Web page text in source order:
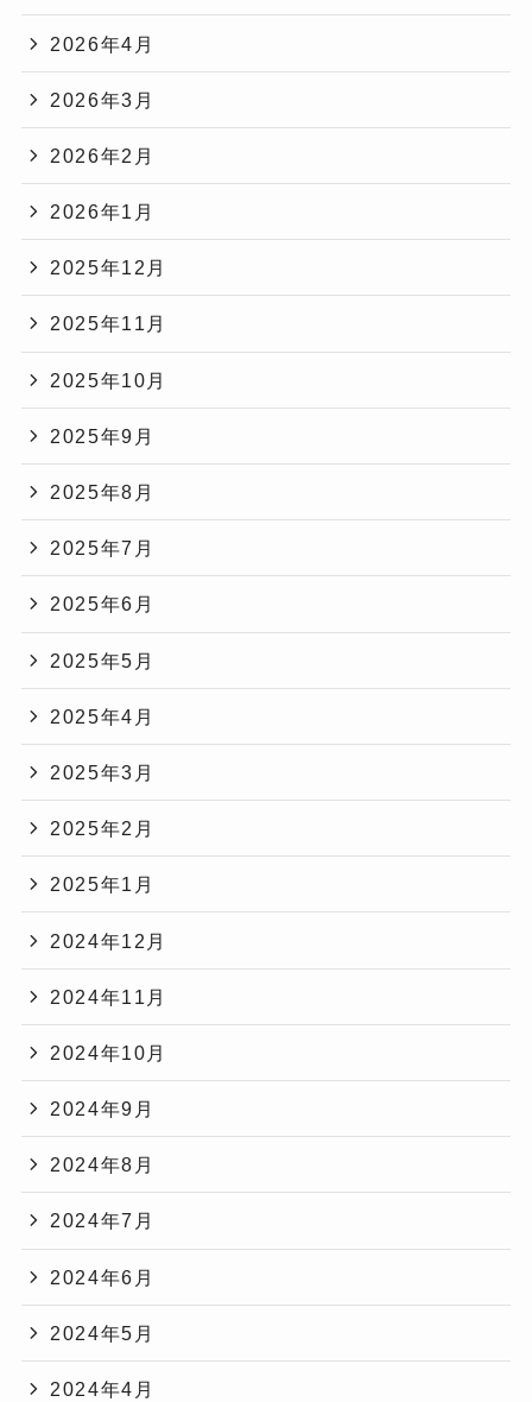
2026年4月
2026年3月
2026年2月
2026年1月
2025年12月
2025年11月
2025年10月
2025年9月
2025年8月
2025年7月
2025年6月
2025年5月
2025年4月
2025年3月
2025年2月
2025年1月
2024年12月
2024年11月
2024年10月
2024年9月
2024年8月
2024年7月
2024年6月
2024年5月
2024年4月